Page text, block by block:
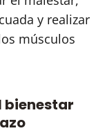
y realizar
músculos
bienestar